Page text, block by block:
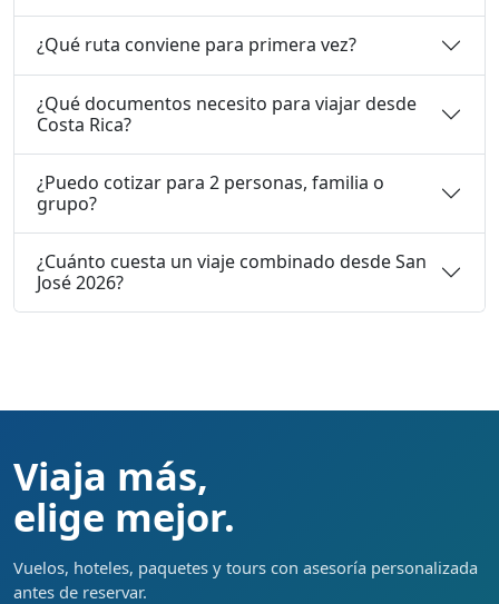
¿Qué ruta conviene para primera vez?
¿Qué documentos necesito para viajar desde
Costa Rica?
¿Puedo cotizar para 2 personas, familia o
grupo?
¿Cuánto cuesta un viaje combinado desde San
José 2026?
Viaja más,
elige mejor.
Vuelos, hoteles, paquetes y tours con asesoría personalizada
antes de reservar.